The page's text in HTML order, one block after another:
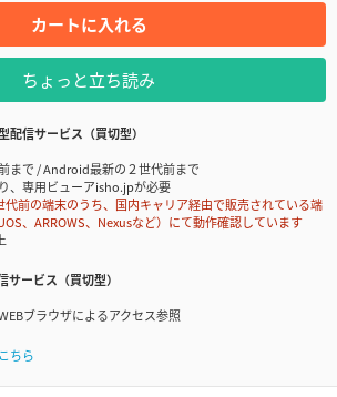
カートに入れる
ちょっと立ち読み
配信サービス（買切型）
まで / Android最新の２世代前まで
、専用ビューアisho.jpが必要
前の端末のうち、国内キャリア経由で販売されている端
、ARROWS、Nexusなど）にて動作確認しています
サービス（買切型）
ブラウザによるアクセス参照
こちら